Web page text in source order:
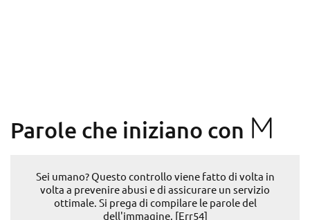
Parole che iniziano con M
Sei umano? Questo controllo viene fatto di volta in
volta a prevenire abusi e di assicurare un servizio
ottimale. Si prega di compilare le parole del
dell'immagine. [Err54]